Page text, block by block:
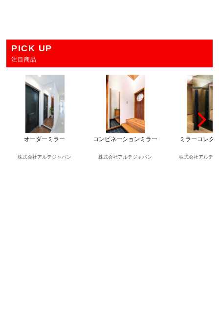
PICK UP
注目商品
オーダーミラー
株式会社アルテジャパン
コンビネーションミラー
株式会社アルテジャパン
ミラーコレク
株式会社アルテジ